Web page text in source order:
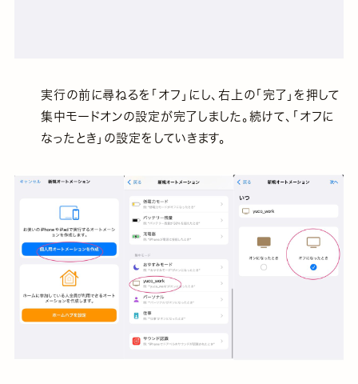
実行の前に尋ねるを「オフ」にし、右上の「完了」を押して
集中モードオンの設定が完了しました。続けて、「オフに
なったとき」の設定をしていきます。